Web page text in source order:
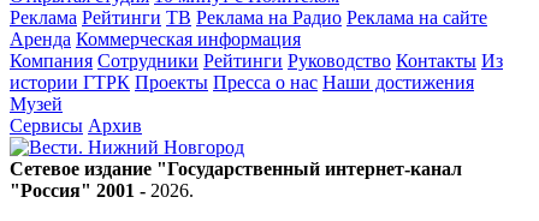
Реклама Рейтинги ТВ Реклама на Радио Реклама на сайте
Аренда Коммерческая информация
Компания Сотрудники Рейтинги Руководство Контакты Из
истории ГТРК Проекты Пресса о нас Наши достижения
Музей
Сервисы Архив
Сетевое издание "Государственный интернет-канал
"Россия" 2001 - 2026.